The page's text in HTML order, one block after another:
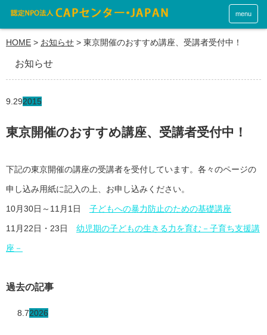
menu
HOME > お知らせ > 東京開催のおすすめ講座、受講者受付中！
お知らせ
9.292015
東京開催のおすすめ講座、受講者受付中！
下記の東京開催の講座の受講者を受付しています。各々のページの
申し込み用紙に記入の上、お申し込みください。
10月30日～11月1日 子どもへの暴力防止のための基礎講座
11月22日・23日 幼児期の子どもの生きる力を育む－子育ち支援講
座－
過去の記事
8.72026